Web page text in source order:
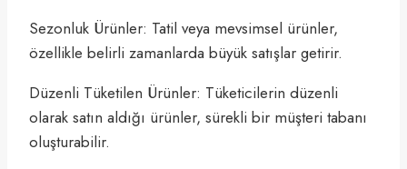
Sezonluk Ürünler: Tatil veya mevsimsel ürünler,
özellikle belirli zamanlarda büyük satışlar getirir.
Düzenli Tüketilen Ürünler: Tüketicilerin düzenli
olarak satın aldığı ürünler, sürekli bir müşteri tabanı
oluşturabilir.